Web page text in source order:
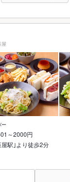
屋
ー
～2000円
駅｣より徒歩2分